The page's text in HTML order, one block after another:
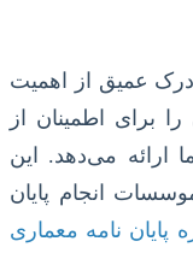
درک عمیق از اهمیت
برای اطمینان از
ارائه می‌دهد. این
انجام پایان
پایان نامه معماری